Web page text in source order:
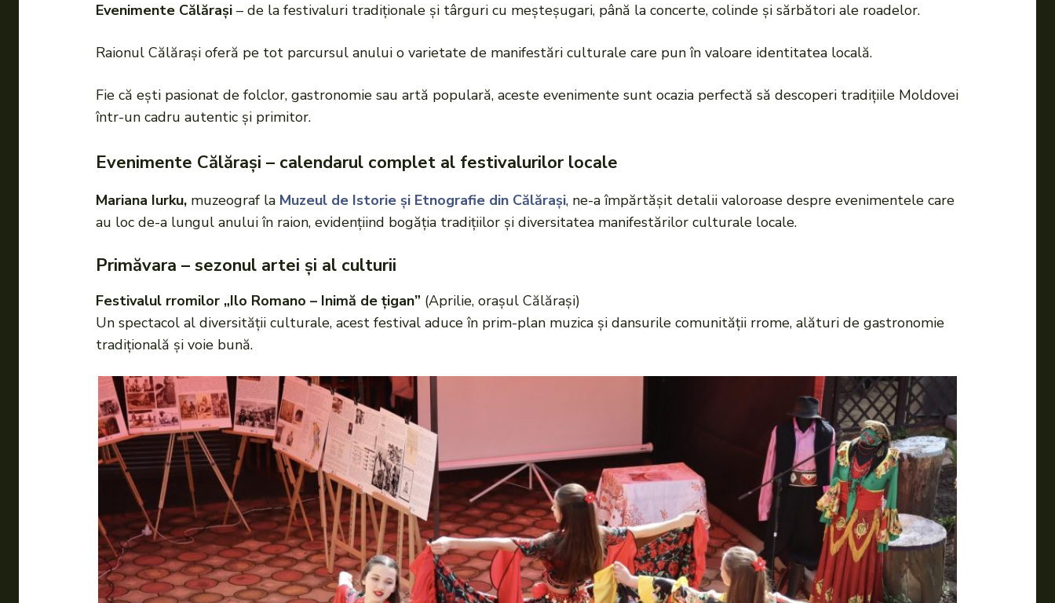
Evenimente Călărași – de la festivaluri tradiționale și târguri cu meșteșugari, până la concerte, colinde și sărbători ale roadelor.
Raionul Călărași oferă pe tot parcursul anului o varietate de manifestări culturale care pun în valoare identitatea locală.
Fie că ești pasionat de folclor, gastronomie sau artă populară, aceste evenimente sunt ocazia perfectă să descoperi tradițiile Moldovei
într-un cadru autentic și primitor.
Evenimente Călărași – calendarul complet al festivalurilor locale
Mariana Iurku, muzeograf la Muzeul de Istorie și Etnografie din Călărași, ne-a împărtășit detalii valoroase despre evenimentele care
au loc de-a lungul anului în raion, evidențiind bogăția tradițiilor și diversitatea manifestărilor culturale locale.
Primăvara – sezonul artei și al culturii
Festivalul rromilor „Ilo Romano – Inimă de țigan” (Aprilie, orașul Călărași)
Un spectacol al diversității culturale, acest festival aduce în prim-plan muzica și dansurile comunității rrome, alături de gastronomie
tradițională și voie bună.